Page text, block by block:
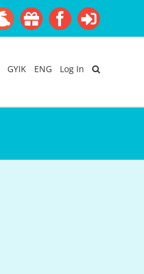
EasterAkcióFacebook
Login
GYIK ENG Log In